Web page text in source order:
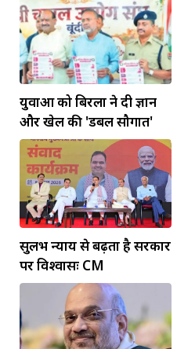
युवाओं को बिरला ने दी ज्ञान
और खेल की 'डबल सौगात'
सुलभ न्याय से बढ़ता है सरकार
पर विश्वासः CM